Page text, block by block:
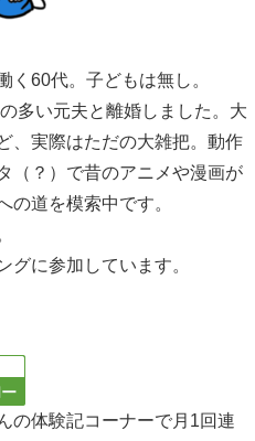
く60代。子どもは無し。
多い元夫と離婚しました。大
、実際はただの大雑把。動作
（？）で昔のアニメや漫画が
の道を模索中です。
グに参加しています。
の体験記コーナーで月1回連